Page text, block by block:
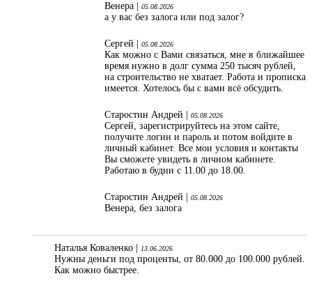
Венера | 05.08.2026
а у вас без залога или под залог?
Сергей | 05.08.2026
Как можно с Вами связаться, мне в ближайшее
время нужно в долг сумма 250 тысяч рублей,
на строительство не хватает. Работа и прописка
имеется. Хотелось бы с вами всё обсудить.
Старостин Андрей | 05.08.2026
Сергей, зарегистрируйтесь на этом сайте,
получите логин и пароль и потом войдите в
личный кабинет. Все мои условия и контакты
Вы сможете увидеть в личном кабинете.
Работаю в будни с 11.00 до 18.00.
Старостин Андрей | 05.08.2026
Венера, без залога
Наталья Коваленко | 13.06.2026
Нужны деньги под проценты, от 80.000 до 100.000 рублей.
Как можно быстрее.